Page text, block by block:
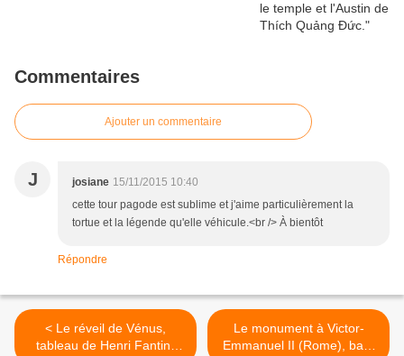
Commentaires
Ajouter un commentaire
J josiane 15/11/2015 10:40
cette tour pagode est sublime et j'aime particulièrement la
tortue et la légende qu'elle véhicule.<br /> À bientôt
Répondre
< Le réveil de Vénus,
tableau de Henri Fantin-
Le monument à Victor-
Emmanuel II (Rome), bas-